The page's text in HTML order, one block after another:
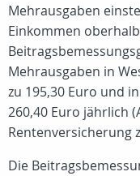
Mehrausgaben
Einkommen
Mehrausgaben in
zu 195,30 Euro und
260,40 Euro jährlich
Rentenversicherung
Die